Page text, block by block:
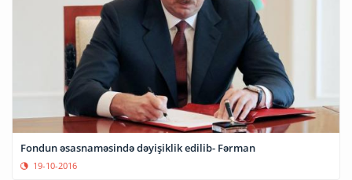
Fondun əsasnaməsində dəyişiklik edilib- Fərman
19-10-2016